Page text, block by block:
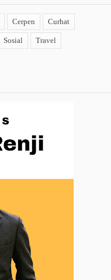
Cerpen Curhat
Sosial Travel